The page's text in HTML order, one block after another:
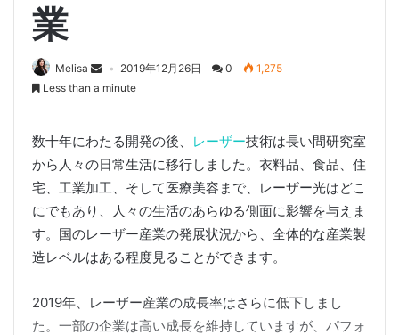
業
Melisa 2019年12月26日 0
1,275
Less than a minute
数十年にわたる開発の後、 レーザー技術は長い間研究室
から人々の日常生活に移行しました。衣料品、食品、住
宅、工業加工、そして医療美容まで、レーザー光はどこ
にでもあり、人々の生活のあらゆる側面に影響を与えま
す。国のレーザー産業の発展状況から、全体的な産業製
造レベルはある程度見ることができます。
2019年、レーザー産業の成長率はさらに低下しまし
た。一部の企業は高い成長を維持していますが、パフォ